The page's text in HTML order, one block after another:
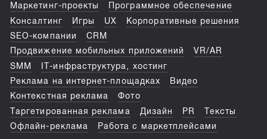
Маркетинг-проекты
Программное обеспечение
Консалтинг
Игры UX
Корпоративные решения
SEO-компании
CRM
Продвижение мобильных приложений
VR/AR
SMM
IT-инфраструктура, хостинг
Реклама на интернет-площадках
Видео
Контекстная реклама
Фото
Таргетированная реклама
Дизайн PR
Тексты
Офлайн-реклама
Работа с маркетплейсами